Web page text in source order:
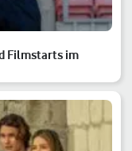
Filmstarts im